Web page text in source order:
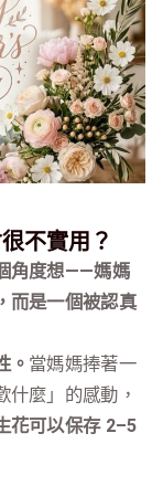
不實用？
角度想——媽媽
而是一個被認真
。 當媽媽捧著一
什麼」的感動，
花可以保存 2–5